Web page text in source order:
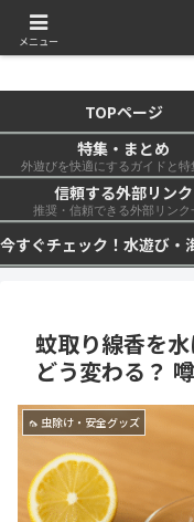
TOPページ
特集・まとめ
外遊びを快適にするガイドと特
信頼する外部リンク
推奨・信頼できる外部リンク
蚊取り線香を
どう変わる？
🦟 虫除け・安全グッズ
メニュー